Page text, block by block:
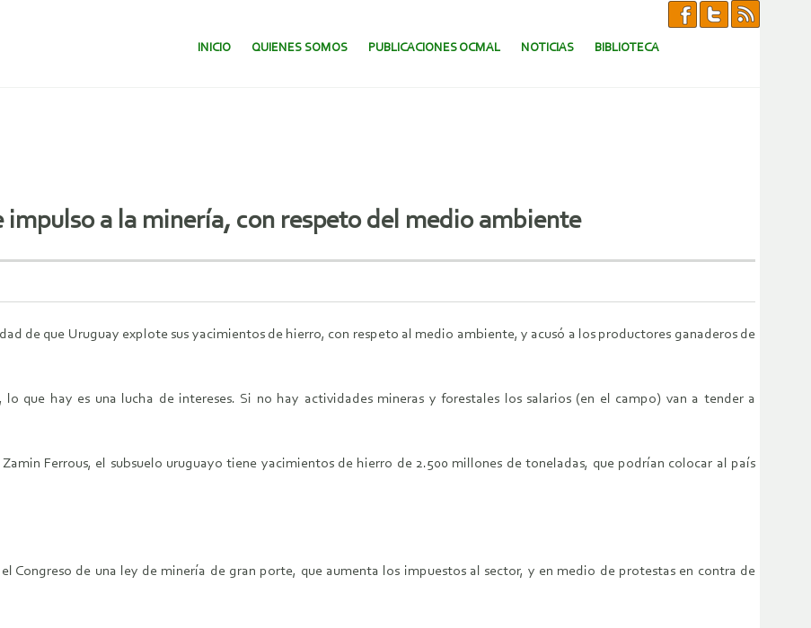
SALTAR AL CONTENIDO.
INICIO QUIENES SOMOS PUBLICACIONES OCMAL NOTICIAS BIBLIOTECA
a la minería, con respeto del medio ambiente
de que Uruguay explote sus yacimientos de hierro, con respeto al medio ambiente, y acusó a los productores ganaderos de
que hay es una lucha de intereses. Si no hay actividades mineras y forestales los salarios (en el campo) van a tender a
Ferrous, el subsuelo uruguayo tiene yacimientos de hierro de 2.500 millones de toneladas, que podrían colocar al país
Congreso de una ley de minería de gran porte, que aumenta los impuestos al sector, y en medio de protestas en contra de